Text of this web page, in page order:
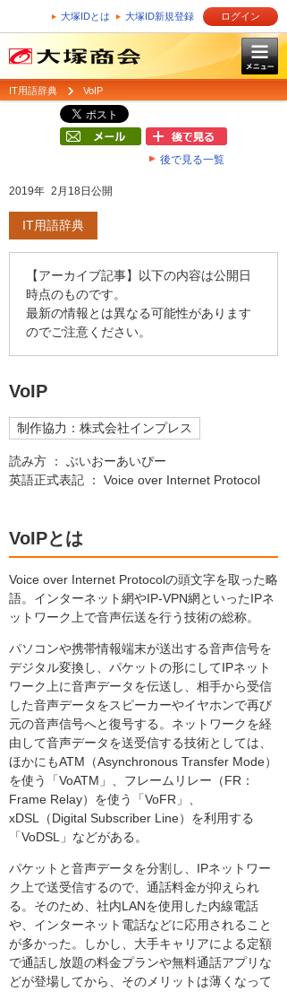
大塚IDとは 大塚ID新規登録 ログイン
IT用語辞典 VoIP
後で見る一覧
2019年 2月18日公開
IT用語辞典
【アーカイブ記事】以下の内容は公開日
時点のものです。
最新の情報とは異なる可能性があります
のでご注意ください。
VoIP
制作協力：株式会社インプレス
読み方 ： ぶいおーあいぴー
英語正式表記 ： Voice over Internet Protocol
VoIPとは
Voice over Internet Protocolの頭文字を取った略
語。インターネット網やIP-VPN網といったIPネ
ットワーク上で音声伝送を行う技術の総称。
パソコンや携帯情報端末が送出する音声信号を
デジタル変換し、パケットの形にしてIPネット
ワーク上に音声データを伝送し、相手から受信
した音声データをスピーカーやイヤホンで再び
元の音声信号へと復号する。ネットワークを経
由して音声データを送受信する技術としては、
ほかにもATM（Asynchronous Transfer Mode）
を使う「VoATM」、フレームリレー（FR：
Frame Relay）を使う「VoFR」、
xDSL（Digital Subscriber Line）を利用する
「VoDSL」などがある。
パケットと音声データを分割し、IPネットワー
ク上で送受信するので、通話料金が抑えられ
る。そのため、社内LANを使用した内線電話
や、インターネット電話などに応用されること
が多かった。しかし、大手キャリアによる定額
で通話し放題の料金プランや無料通話アプリな
どが登場してから、そのメリットは薄くなって